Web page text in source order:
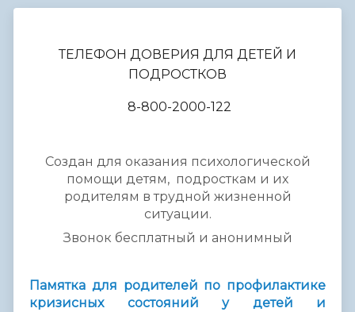
ТЕЛЕФОН ДОВЕРИЯ ДЛЯ ДЕТЕЙ И
ПОДРОСТКОВ
8-800-2000-122
Создан для оказания психологической
помощи детям, подросткам и их
родителям в трудной жизненной
ситуации.
Звонок бесплатный и анонимный
Памятка для родителей по профилактике
кризисных состояний у детей и